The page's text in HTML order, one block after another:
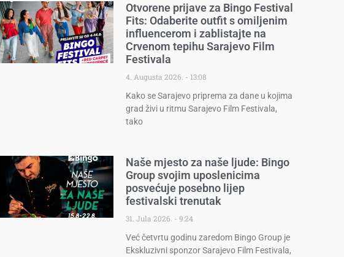
Otvorene prijave za Bingo Festival
Fits: Odaberite outfit s omiljenim
influencerom i zablistajte na
Crvenom tepihu Sarajevo Film
Festivala
4. Augusta 2026.
13:08
Kako se Sarajevo priprema za dane u kojima
grad živi u ritmu Sarajevo Film Festivala,
tako
Naše mjesto za naše ljude: Bingo
Group svojim uposlenicima
posvećuje posebno lijep
festivalski trenutak
31. Jula 2026.
9:24
Već četvrtu godinu zaredom Bingo Group je
Ekskluzivni sponzor Sarajevo Film Festivala,